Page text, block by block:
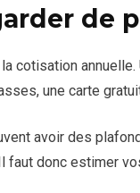
de
cotisation
une carte
avoir des
donc estimer